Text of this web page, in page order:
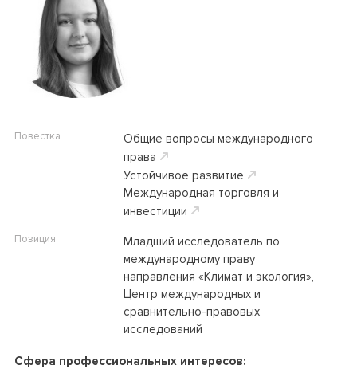
Сфера профессиональных интересов:
Повестка
Общие вопросы международного
права
Устойчивое развитие
Международная торговля и
инвестиции
Позиция
Младший исследователь по
международному праву
направления «Климат и экология»,
Центр международных и
сравнительно-правовых
исследований